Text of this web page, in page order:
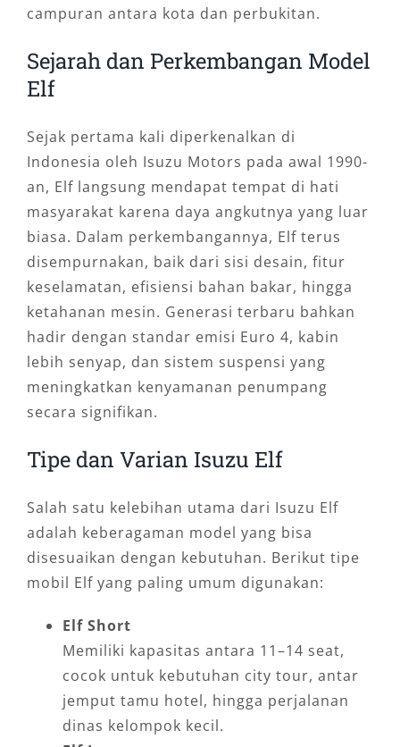
campuran antara kota dan perbukitan.
Sejarah dan Perkembangan Model
Elf
Sejak pertama kali diperkenalkan di
Indonesia oleh Isuzu Motors pada awal 1990-
an, Elf langsung mendapat tempat di hati
masyarakat karena daya angkutnya yang luar
biasa. Dalam perkembangannya, Elf terus
disempurnakan, baik dari sisi desain, fitur
keselamatan, efisiensi bahan bakar, hingga
ketahanan mesin. Generasi terbaru bahkan
hadir dengan standar emisi Euro 4, kabin
lebih senyap, dan sistem suspensi yang
meningkatkan kenyamanan penumpang
secara signifikan.
Tipe dan Varian Isuzu Elf
Salah satu kelebihan utama dari Isuzu Elf
adalah keberagaman model yang bisa
disesuaikan dengan kebutuhan. Berikut tipe
mobil Elf yang paling umum digunakan:
Elf Short
Memiliki kapasitas antara 11–14 seat,
cocok untuk kebutuhan city tour, antar
jemput tamu hotel, hingga perjalanan
dinas kelompok kecil.